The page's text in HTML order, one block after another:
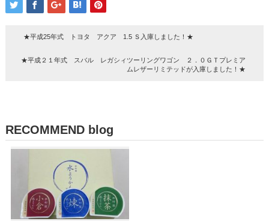
★平成25年式 トヨタ アクア 1.5 Ｓ入庫しました！★
★平成２１年式 スバル レガシィツーリングワゴン ２．０ＧＴプレミア
ムレザーリミテッドが入庫しました！★
RECOMMEND blog